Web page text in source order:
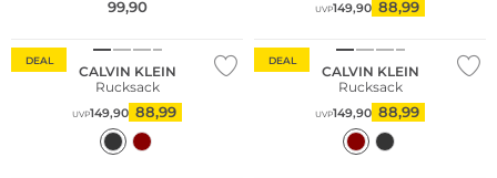
99,90 UVP149,90 88,99
DEAL
CALVIN KLEIN
Rucksack
UVP149,90 88,99
DEAL
CALVIN KLEIN
Rucksack
UVP149,90 88,99